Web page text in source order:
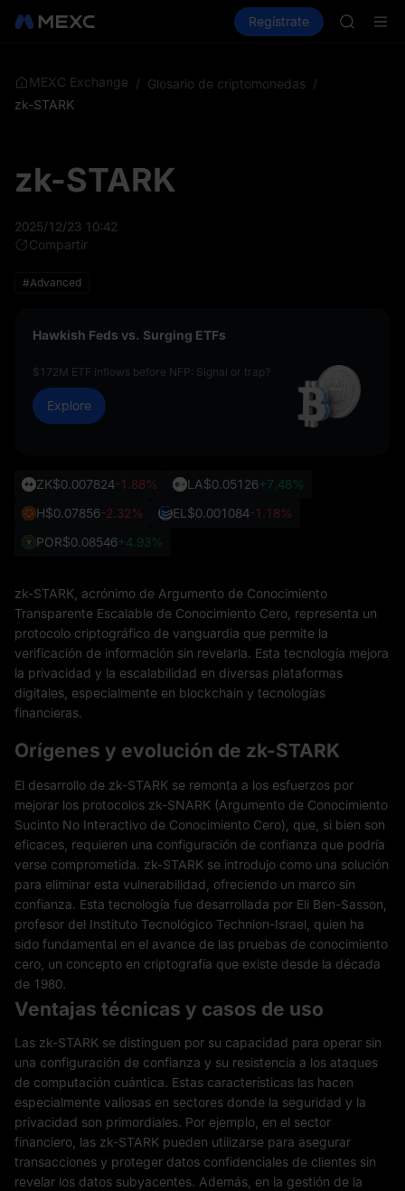
Mercados Spot Futuros
Regístrate
AAOI
MEXC Exchange / Glosario de criptomonedas /
zk-STARK
zk-STARK
2025/12/23 10:42
Compartir
#Advanced
Hawkish Feds vs. Surging ETFs
$172M ETF inflows before NFP: Signal or trap?
Explore
ZK$0.007824-1.88% LA$0.05126+7.48%
H$0.07856-2.32% EL $0.001084-1.18%
POR$0.08546+4.93%
zk-STARK, acrónimo de Argumento de Conocimiento
Transparente Escalable de Conocimiento Cero, representa un
protocolo criptográfico de vanguardia que permite la
verificación de información sin revelarla. Esta tecnología mejora
la privacidad y la escalabilidad en diversas plataformas
digitales, especialmente en blockchain y tecnologías
financieras.
Orígenes y evolución de zk-STARK
El desarrollo de zk-STARK se remonta a los esfuerzos por
mejorar los protocolos zk-SNARK (Argumento de Conocimiento
Sucinto No Interactivo de Conocimiento Cero), que, si bien son
eficaces, requieren una configuración de confianza que podría
verse comprometida. zk-STARK se introdujo como una solución
para eliminar esta vulnerabilidad, ofreciendo un marco sin
confianza. Esta tecnología fue desarrollada por Eli Ben-Sasson,
profesor del Instituto Tecnológico Technion-Israel, quien ha
sido fundamental en el avance de las pruebas de conocimiento
cero, un concepto en criptografía que existe desde la década
de 1980.
Ventajas técnicas y casos de uso
Las zk-STARK se distinguen por su capacidad para operar sin
una configuración de confianza y su resistencia a los ataques
de computación cuántica. Estas características las hacen
especialmente valiosas en sectores donde la seguridad y la
privacidad son primordiales. Por ejemplo, en el sector
financiero, las zk-STARK pueden utilizarse para asegurar
transacciones y proteger datos confidenciales de clientes sin
revelar los datos subyacentes. Además, en la gestión de la